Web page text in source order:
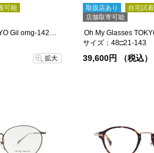
可能
Oh My Glasses TOKYO Gil omg-142-GRY-48
拡大
取扱店あり
自宅試
店舗取寄可能
サイズ：48□21-143
39,600円 （税込）